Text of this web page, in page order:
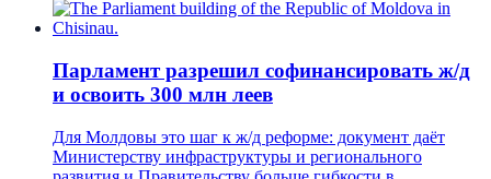
Парламент разрешил софинансировать ж/д
и освоить 300 млн леев
Для Молдовы это шаг к ж/д реформе: документ даёт
Министерству инфраструктуры и регионального